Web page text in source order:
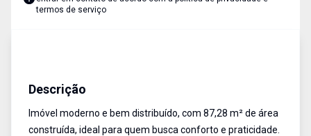
termos de serviço
Descrição
Imóvel moderno e bem distribuído, com 87,28 m² de área
construída, ideal para quem busca conforto e praticidade.